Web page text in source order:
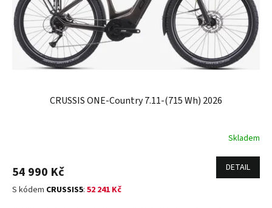
CRUSSIS ONE-Country 7.11-(715 Wh) 2026
Skladem
54 990 Kč
DETAIL
S kódem CRUSSIS5: 52 241 Kč